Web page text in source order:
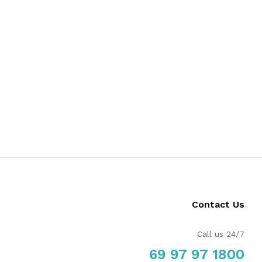
Contact Us
Call us 24/7
1800 97 97 69